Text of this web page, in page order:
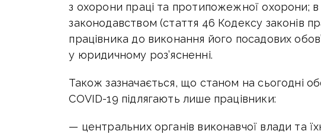
з охорони праці та протипожежної охорони;
законодавством (стаття 46 Кодексу законів
працівника до виконання його посадових
у юридичному роз’ясненні.
Також зазначається, що станом на сьогодні
COVID-19 підлягають лише працівники:
— центральних органів виконавчої влади та